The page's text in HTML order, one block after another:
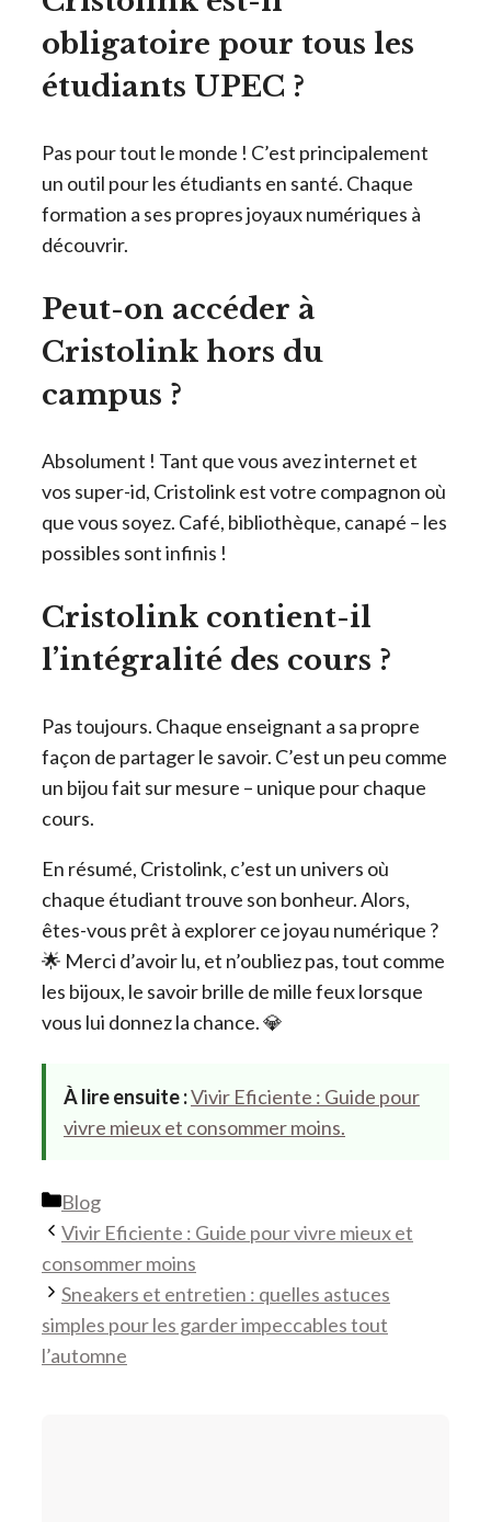
obligatoire pour tous les
étudiants UPEC ?
Pas pour tout le monde ! C’est principalement
un outil pour les étudiants en santé. Chaque
formation a ses propres joyaux numériques à
découvrir.
Peut-on accéder à
Cristolink hors du
campus ?
Absolument ! Tant que vous avez internet et
vos super-id, Cristolink est votre compagnon où
que vous soyez. Café, bibliothèque, canapé – les
possibles sont infinis !
Cristolink contient-il
l’intégralité des cours ?
Pas toujours. Chaque enseignant a sa propre
façon de partager le savoir. C’est un peu comme
un bijou fait sur mesure – unique pour chaque
cours.
En résumé, Cristolink, c’est un univers où
chaque étudiant trouve son bonheur. Alors,
êtes-vous prêt à explorer ce joyau numérique ?
🌟 Merci d’avoir lu, et n’oubliez pas, tout comme
les bijoux, le savoir brille de mille feux lorsque
vous lui donnez la chance. 💎
À lire ensuite :Vivir Eficiente : Guide pour
vivre mieux et consommer moins.
Catégories
Blog
Vivir Eficiente : Guide pour vivre mieux et
consommer moins
Sneakers et entretien : quelles astuces
simples pour les garder impeccables tout
l’automne